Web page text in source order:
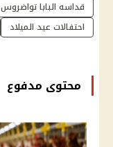
قداسه البابا تواضروس
احتفالات عيد الميلاد
محتوى مدفوع